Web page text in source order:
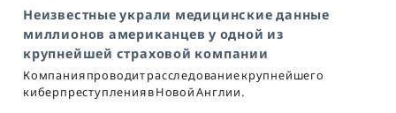
Неизвестные украли медицинские данные
миллионов американцев у одной из
крупнейшей страховой компании
Компания проводит расследование крупнейшего
киберпреступления в Новой Англии.